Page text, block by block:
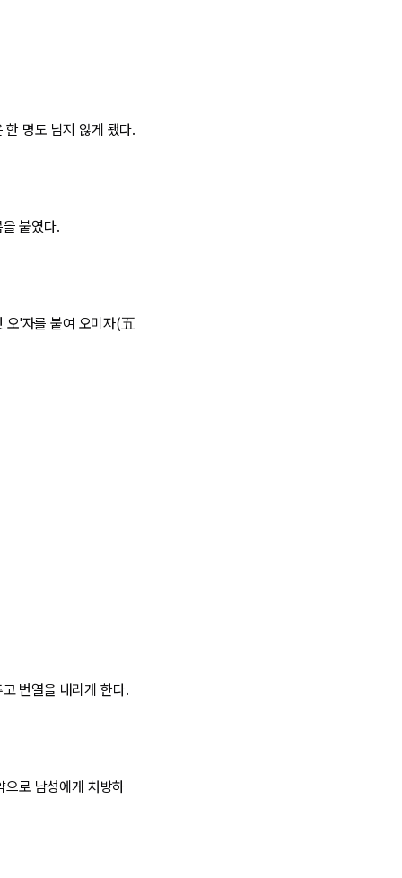
한 명도 남지 않게 됐다.
붙였다.
오'자를 붙여 오미자(五
번열을 내리게 한다.
로 남성에게 처방하